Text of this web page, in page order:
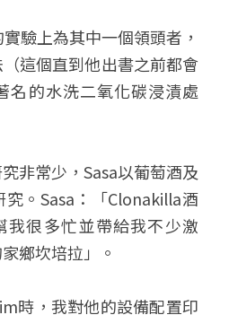
驗上為其中一個領頭者，
這個直到他出書之前都會
名的水洗二氧化碳浸漬處
非常少，Sasa以葡萄酒及
。Sasa：「Clonakilla酒
我很多忙並帶給我不少激
鄉坎培拉」。
時，我對他的設備配置印